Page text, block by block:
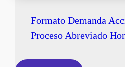
Formato Demanda
Proceso Abreviado